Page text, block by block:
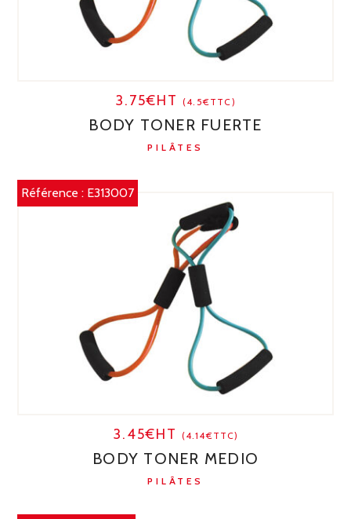
3.75€HT(4.5€TTC)
BODY TONER FUERTE
PILÂTES
Référence : E313007
3.45€HT (4.14€TTC)
BODY TONER MEDIO
PILÂTES